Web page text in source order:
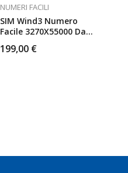
NUMERI FACILI
SIM Wind3 Numero
Facile 3270X55000 Da
199,00 €